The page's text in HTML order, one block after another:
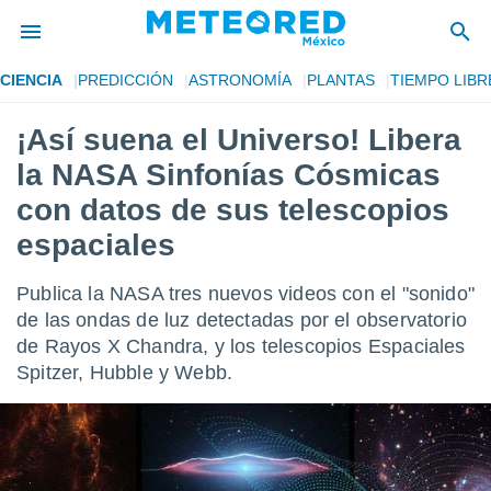
de
ha sido
para
la
que se
a este
las
y
forma
digital
basada
CIENCIA PREDICCIÓN ASTRONOMÍA PLANTAS TIEMPO
¡Así suena el Universo! Libera
la NASA Sinfonías Cósmicas
con datos de sus telescopios
espaciales
Publica la NASA tres nuevos videos con el "sonido"
de las ondas de luz detectadas por el observatorio
de Rayos X Chandra, y los telescopios Espaciales
Spitzer, Hubble y Webb.